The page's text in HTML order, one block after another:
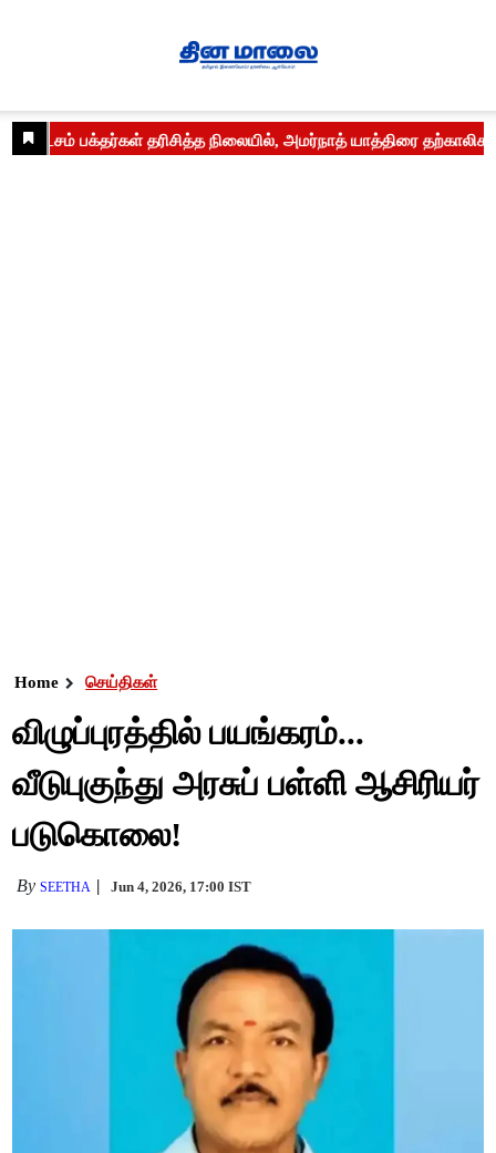
Home செய்திகள்
விழுப்புரத்தில் பயங்கரம்...
வீடுபுகுந்து அரசுப் பள்ளி ஆசிரியர்
படுகொலை!
BySEETHA Jun 4, 2026, 17:00 IST